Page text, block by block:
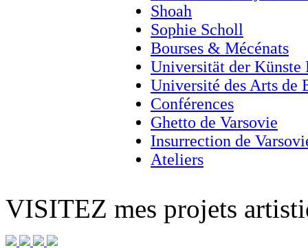
Shoah
Sophie Scholl
Bourses & Mécénats
Universität der Künste
Université des Arts de
Conférences
Ghetto de Varsovie
Insurrection de
Ateliers
VISITEZ mes projets